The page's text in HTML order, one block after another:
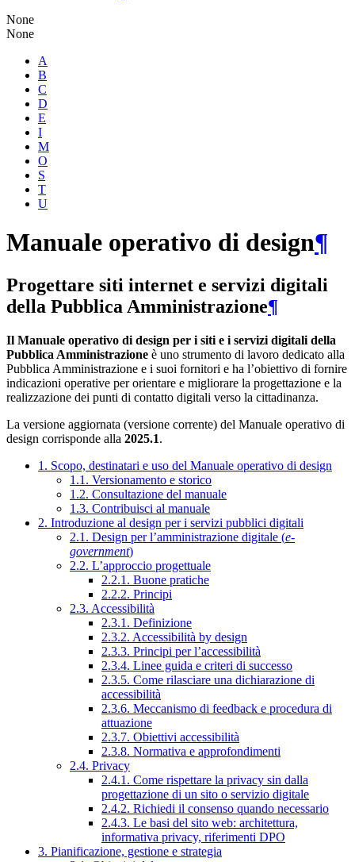
None
None
A
B
C
D
E
I
M
O
S
T
U
Manuale operativo di design¶
Progettare siti internet e servizi digitali
della Pubblica Amministrazione¶
Il Manuale operativo di design per i siti e i servizi digitali della
Pubblica Amministrazione è uno strumento di lavoro dedicato alla
Pubblica Amministrazione e i suoi fornitori e ha l’obiettivo di fornire
indicazioni operative per orientare e migliorare la progettazione e la
realizzazione dei punti di contatto digitali verso la cittadinanza.
La versione aggiornata (versione corrente) del Manuale operativo di
design corrisponde alla 2025.1.
1. Scopo, destinatari e uso del Manuale operativo di design
1.1. Versionamento e storico
1.2. Consultazione del manuale
1.3. Contribuisci al manuale
2. Introduzione al design per i servizi pubblici digitali
2.1. Design per l’amministrazione digitale (e-
government)
2.2. L’approccio progettuale
2.2.1. Buone pratiche
2.2.2. Principi
2.3. Accessibilità
2.3.1. Definizione
2.3.2. Accessibilità by design
2.3.3. Principi per l’accessibilità
2.3.4. Linee guida e criteri di successo
2.3.5. Come rilasciare una dichiarazione di
accessibilità
2.3.6. Meccanismo di feedback e procedura di
attuazione
2.3.7. Obiettivi accessibilità
2.3.8. Normativa e approfondimenti
2.4. Privacy
2.4.1. Come rispettare la privacy sin dalla
progettazione di un sito o servizio digitale
2.4.2. Richiedi il consenso quando necessario
2.4.3. Le basi del sito web: architettura,
informativa privacy, riferimenti DPO
3. Pianificazione, gestione e strategia